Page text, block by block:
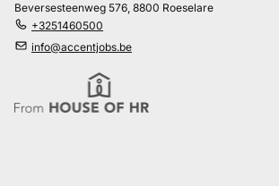
Beversesteenweg 576, 8800 Roeselare
+3251460500
info@accentjobs.be